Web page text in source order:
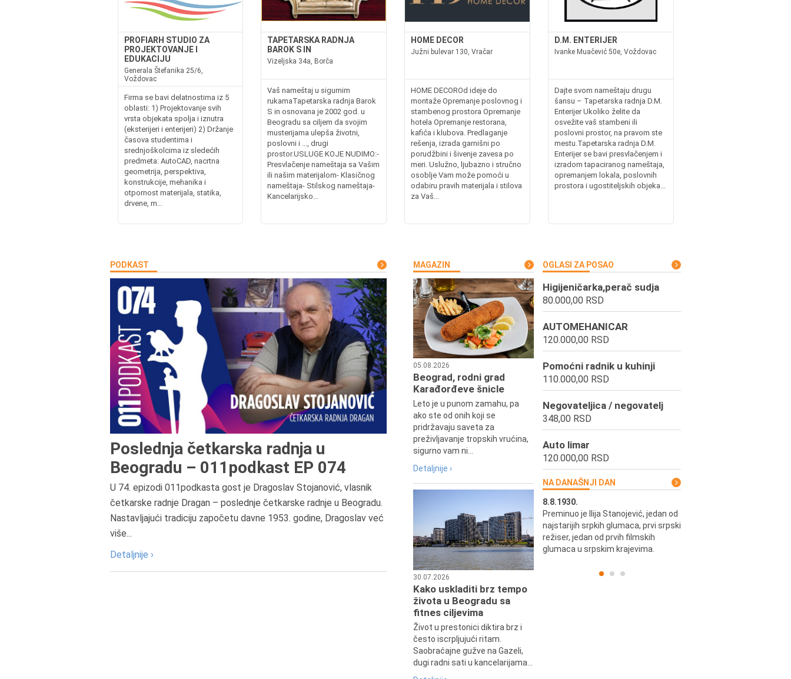
PROFIARH STUDIO ZA
PROJEKTOVANJE I
EDUKACIJU
Generala Štefanika 25/6,
Voždovac
Firma se bavi delatnostima iz 5
oblasti: 1) Projektovanje svih
vrsta objekata spolja i iznutra
(eksterijeri i enterijeri) 2) Držanje
časova studentima i
srednjoškolcima iz sledećih
predmeta: AutoCAD, nacrtna
geometrija, perspektiva,
konstrukcije, mehanika i
otpornost materijala, statika,
drvene, m...
TAPETARSKA RADNJA
BAROK S IN
Vizeljska 34a, Borča
Vaš nameštaj u sigurnim
rukamaTapetarska radnja Barok
S in osnovana je 2002 god. u
Beogradu sa ciljem da svojim
musterijama ulepša životni,
poslovni i ..., drugi
prostor.USLUGE KOJE NUDIMO:-
Presvlačenje nameštaja sa Vašim
ili našim materijalom- Klasičnog
nameštaja- Stilskog nameštaja-
Kancelarijsko...
HOME DECOR
Južni bulevar 130, Vračar
HOME DECOROd ideje do
montaže Opremanje poslovnog i
stambenog prostora Opremanje
hotela Opremanje restorana,
kafića i klubova. Predlaganje
rešenja, izrada garnišni po
porudžbini i šivenje zavesa po
meri. Uslužno, ljubazno i stručno
osoblje Vam može pomoći u
odabiru pravih materijala i stilova
za Vaš...
D.M. ENTERIJER
Ivanke Muačević 50e, Voždovac
Dajte svom nameštaju drugu
šansu – Tapetarska radnja D.M.
Enterijer Ukoliko želite da
osvežite vaš stambeni ili
poslovni prostor, na pravom ste
mestu.Tapetarska radnja D.M.
Enterijer se bavi presvlačenjem i
izradom tapaciranog nameštaja,
opremanjem lokala, poslovnih
prostora i ugostiteljskih objeka...
PODKAST
Poslednja četkarska radnja u
Beogradu – 011podkast EP 074
U 74. epizodi 011podkasta gost je Dragoslav Stojanović, vlasnik
četkarske radnje Dragan – poslednje četkarske radnje u Beogradu.
Nastavljajući tradiciju započetu davne 1953. godine, Dragoslav već
više...
Detaljnije ›
MAGAZIN
05.08.2026
Beograd, rodni grad
Karađorđeve šnicle
Leto je u punom zamahu, pa
ako ste od onih koji se
pridržavaju saveta za
preživljavanje tropskih vrućina,
sigurno vam ni...
Detaljnije ›
30.07.2026
Kako uskladiti brz tempo
života u Beogradu sa
fitnes ciljevima
Život u prestonici diktira brz i
često iscrpljujući ritam.
Saobraćajne gužve na Gazeli,
dugi radni sati u kancelarijama...
OGLASI ZA POSAO
Higijeničarka,perač sudja
80.000,00 RSD
AUTOMEHANICAR
120.000,00 RSD
Pomoćni radnik u kuhinji
110.000,00 RSD
Negovateljica / negovatelj
348,00 RSD
Auto limar
120.000,00 RSD
NA DANAŠNJI DAN
Preminuo je Dejan Kosanović,
istoričar filma, filmski reditelj,
profesor i dekan Fakulteta dramskih
umetnosti u Beogradu.
8.8.1930.
Preminuo je Ilija Stanojević, jedan od
najstarijih srpkih glumaca, prvi srpski
režiser, jedan od prvih filmskih
glumaca u srpskim krajevima.